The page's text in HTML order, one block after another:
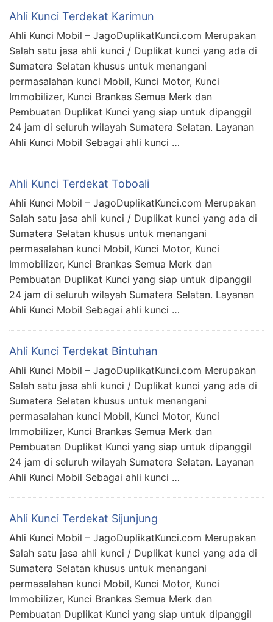
Ahli Kunci Terdekat Karimun
Ahli Kunci Mobil – JagoDuplikatKunci.com Merupakan
Salah satu jasa ahli kunci / Duplikat kunci yang ada di
Sumatera Selatan khusus untuk menangani
permasalahan kunci Mobil, Kunci Motor, Kunci
Immobilizer, Kunci Brankas Semua Merk dan
Pembuatan Duplikat Kunci yang siap untuk dipanggil
24 jam di seluruh wilayah Sumatera Selatan. Layanan
Ahli Kunci Mobil Sebagai ahli kunci …
Ahli Kunci Terdekat Toboali
Ahli Kunci Mobil – JagoDuplikatKunci.com Merupakan
Salah satu jasa ahli kunci / Duplikat kunci yang ada di
Sumatera Selatan khusus untuk menangani
permasalahan kunci Mobil, Kunci Motor, Kunci
Immobilizer, Kunci Brankas Semua Merk dan
Pembuatan Duplikat Kunci yang siap untuk dipanggil
24 jam di seluruh wilayah Sumatera Selatan. Layanan
Ahli Kunci Mobil Sebagai ahli kunci …
Ahli Kunci Terdekat Bintuhan
Ahli Kunci Mobil – JagoDuplikatKunci.com Merupakan
Salah satu jasa ahli kunci / Duplikat kunci yang ada di
Sumatera Selatan khusus untuk menangani
permasalahan kunci Mobil, Kunci Motor, Kunci
Immobilizer, Kunci Brankas Semua Merk dan
Pembuatan Duplikat Kunci yang siap untuk dipanggil
24 jam di seluruh wilayah Sumatera Selatan. Layanan
Ahli Kunci Mobil Sebagai ahli kunci …
Ahli Kunci Terdekat Sijunjung
Ahli Kunci Mobil – JagoDuplikatKunci.com Merupakan
Salah satu jasa ahli kunci / Duplikat kunci yang ada di
Sumatera Selatan khusus untuk menangani
permasalahan kunci Mobil, Kunci Motor, Kunci
Immobilizer, Kunci Brankas Semua Merk dan
Pembuatan Duplikat Kunci yang siap untuk dipanggil